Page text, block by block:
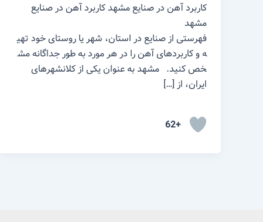
کاربرد آهن در صنایع مشهد کاربرد آهن در صنایع
مشهد
فهرستی از صنایع در استان، شهر یا روستای خود تهی
ه و کاربردهای آهن را در هر مورد به طور جداگانه مش
خص کنید. مشهد به عنوان یکی از کلانشهرهای
ایران، از […]
+62